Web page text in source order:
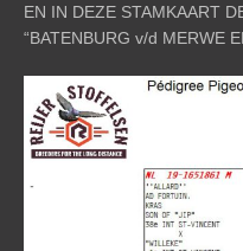
EN IN DEZE STAMKAART
“BATENBURG v/d MERWE